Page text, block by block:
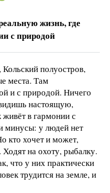
жизнь, где
с природой
полуостров,
места. Там
и с природой. Ничего
настоящую,
в гармонии с
минусы: у людей нет
кто хочет и может,
на охоту, рыбалку.
что у них практически
трудится на земле, и